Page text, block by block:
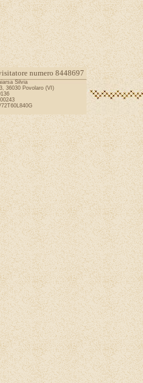
numero 8448697
Silvia
36030 Povolaro (VI)